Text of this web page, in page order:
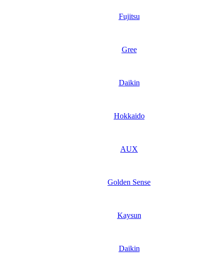
Fujitsu
Gree
Daikin
Hokkaido
AUX
Golden Sense
Kaysun
Daikin